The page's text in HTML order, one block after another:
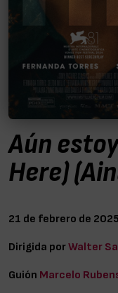
Aún
Here)
21 de febrero de 2025
Dirigida porWalter
Guión Marcelo